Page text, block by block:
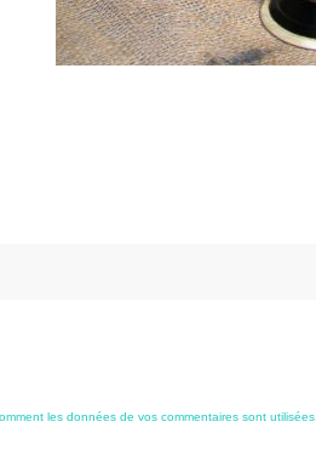
les données de vos commentaires sont utilisées